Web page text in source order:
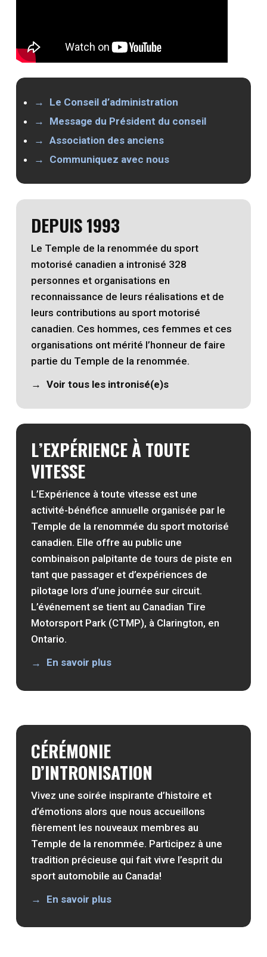
Le Conseil d’administration
Message du Président du conseil
Association des anciens
Communiquez avec nous
DEPUIS 1993
Le Temple de la renommée du sport
motorisé canadien a intronisé 328
personnes et organisations en
reconnaissance de leurs réalisations et de
leurs contributions au sport motorisé
canadien. Ces hommes, ces femmes et ces
organisations ont mérité l’honneur de faire
partie du Temple de la renommée.
Voir tous les intronisé(e)s
L’EXPÉRIENCE À TOUTE
VITESSE
L’Expérience à toute vitesse est une
activité-bénéfice annuelle organisée par le
Temple de la renommée du sport motorisé
canadien. Elle offre au public une
combinaison palpitante de tours de piste en
tant que passager et d’expériences de
pilotage lors d’une journée sur circuit.
L’événement se tient au Canadian Tire
Motorsport Park (CTMP), à Clarington, en
Ontario.
En savoir plus
CÉRÉMONIE
D’INTRONISATION
Vivez une soirée inspirante d’histoire et
d’émotions alors que nous accueillons
fièrement les nouveaux membres au
Temple de la renommée. Participez à une
tradition précieuse qui fait vivre l’esprit du
sport automobile au Canada!
En savoir plus